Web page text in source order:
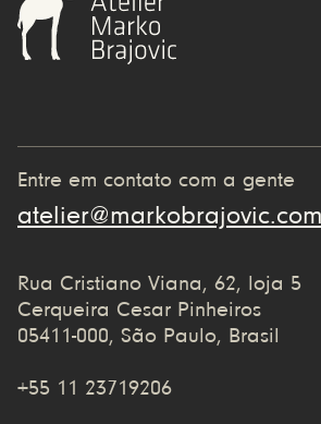
Entre em contato com a gente
atelier@markobrajovic.com
Rua Cristiano Viana, 62, loja 5
Cerqueira Cesar Pinheiros
05411-000, São Paulo, Brasil
+55 11 23719206